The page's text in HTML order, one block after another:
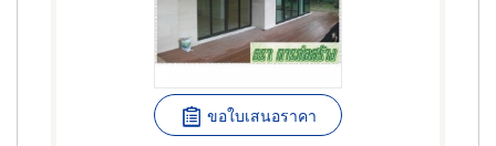
ขอใบเสนอราคา